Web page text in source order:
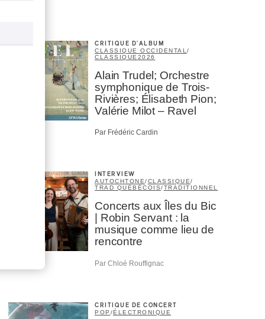
CRITIQUE D'ALBUM
CLASSIQUE OCCIDENTAL /
CLASSIQUE 2026
Alain Trudel; Orchestre
symphonique de Trois-
Rivières; Élisabeth Pion;
Valérie Milot – Ravel
Par Frédéric Cardin
INTERVIEW
AUTOCHTONE/CLASSIQUE/
TRAD QUÉBÉCOIS/TRADITIONNEL
Concerts aux Îles du Bic
| Robin Servant : la
musique comme lieu de
rencontre
Par Chloé Rouffignac
CRITIQUE DE CONCERT
POP /ÉLECTRONIQUE